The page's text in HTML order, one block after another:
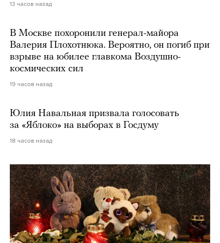
13 часов назад
В Москве похоронили генерал-майора
Валерия Плохотнюка. Вероятно, он погиб при
взрыве на юбилее главкома Воздушно-
космических сил
19 часов назад
Юлия Навальная призвала голосовать
за «Яблоко» на выборах в Госдуму
18 часов назад